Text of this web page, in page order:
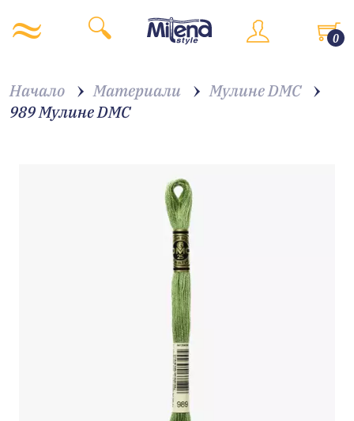
0
Начало Материали
Мулине DMC
989 Мулине DMC